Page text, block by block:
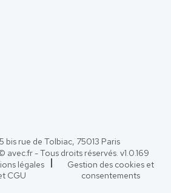
bis rue de Tolbiac, 75013 Paris
avec.fr - Tous droits réservés. v1.0.169
légales
CGU
Gestion des cookies et
consentements